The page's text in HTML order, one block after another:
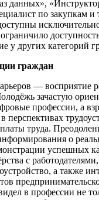
данных»,
по закупкам и
у других категорий
граждан
— восприятие
зачастую
профессии, а
перспективах
труда.
о
успешных
с
а также
в профессии не